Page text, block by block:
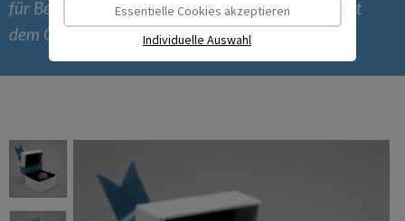
Essentielle Cookies akzeptieren
Individuelle Auswahl
für Bestellungen bis einschließlich 30.09.2026 mit
dem Gutscheincode 'Sommer_2026'